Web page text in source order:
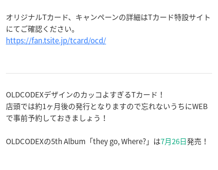
オリジナルTカード、キャンペーンの詳細はTカード特設サイト
にてご確認ください。
https://fan.tsite.jp/tcard/ocd/
OLDCODEXデザインのカッコよすぎるTカード！
店頭では約1ヶ月後の発行となりますので忘れないうちにWEB
で事前予約しておきましょう！
OLDCODEXの5th Album「they go, Where?」は7月26日発売！